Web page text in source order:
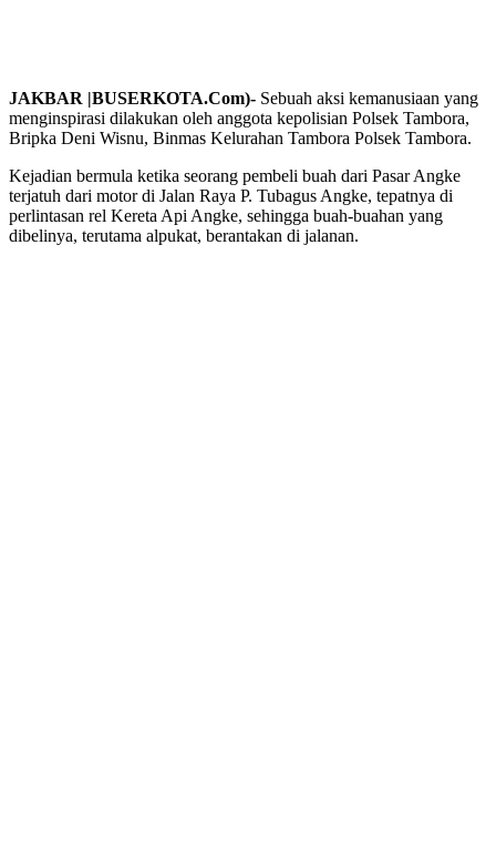
JAKBAR |BUSERKOTA.Com)- Sebuah aksi kemanusiaan yang
menginspirasi dilakukan oleh anggota kepolisian Polsek Tambora,
Bripka Deni Wisnu, Binmas Kelurahan Tambora Polsek Tambora.
Kejadian bermula ketika seorang pembeli buah dari Pasar Angke
terjatuh dari motor di Jalan Raya P. Tubagus Angke, tepatnya di
perlintasan rel Kereta Api Angke, sehingga buah-buahan yang
dibelinya, terutama alpukat, berantakan di jalanan.